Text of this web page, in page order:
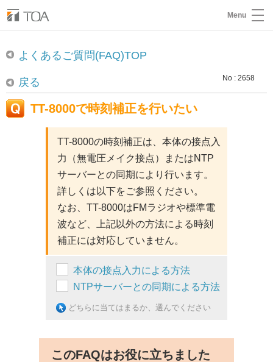
Menu
よくあるご質問(FAQ)TOP
戻る No : 2658
TT-8000で時刻補正を行いたい
TT-8000の時刻補正は、本体の接点入
力（無電圧メイク接点）またはNTP
サーバーとの同期により行います。
詳しくは以下をご参照ください。
なお、TT-8000はFMラジオや標準電
波など、上記以外の方法による時刻
補正には対応していません。
本体の接点入力による方法
NTPサーバーとの同期による方法
どちらに当てはまるか、選んでください
このFAQはお役に立ちました